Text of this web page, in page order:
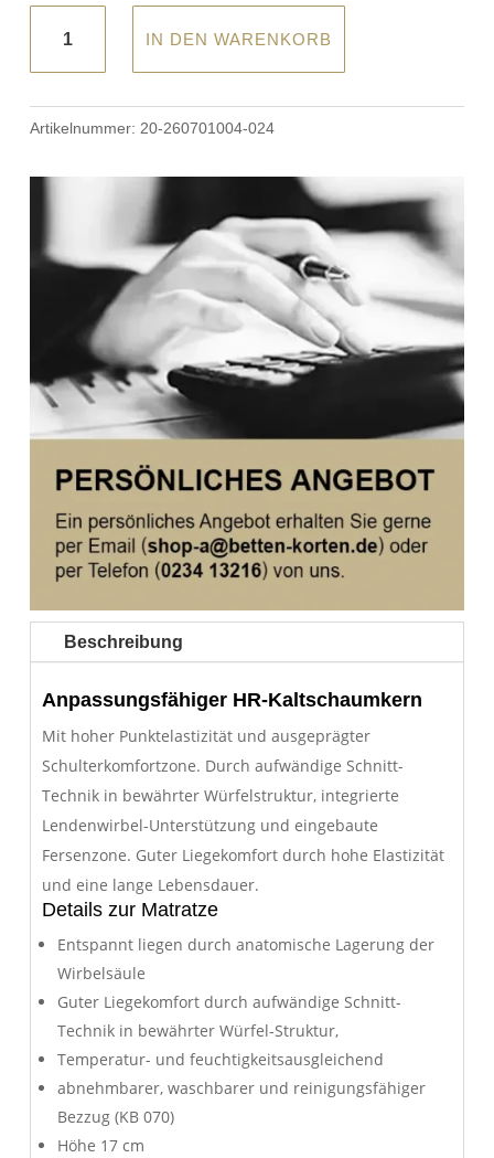
Kaltschaummatratze
KS20
Menge
IN DEN WARENKORB
Artikelnummer: 20-260701004-024
Beschreibung
Anpassungsfähiger HR-Kaltschaumkern
Mit hoher Punktelastizität und ausgeprägter
Schulterkomfortzone. Durch aufwändige Schnitt-
Technik in bewährter Würfelstruktur, integrierte
Lendenwirbel-Unterstützung und eingebaute
Fersenzone. Guter Liegekomfort durch hohe Elastizität
und eine lange Lebensdauer.
Details zur Matratze
Entspannt liegen durch anatomische Lagerung der
Wirbelsäule
Guter Liegekomfort durch aufwändige Schnitt-
Technik in bewährter Würfel-Struktur,
Temperatur- und feuchtigkeitsausgleichend
abnehmbarer, waschbarer und reinigungsfähiger
Bezzug (KB 070)
Höhe 17 cm